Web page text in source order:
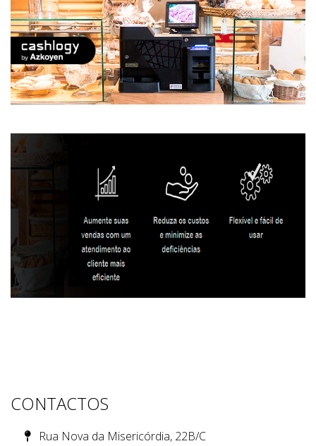
CONTACTOS
Rua Nova da Misericórdia, 22B/C